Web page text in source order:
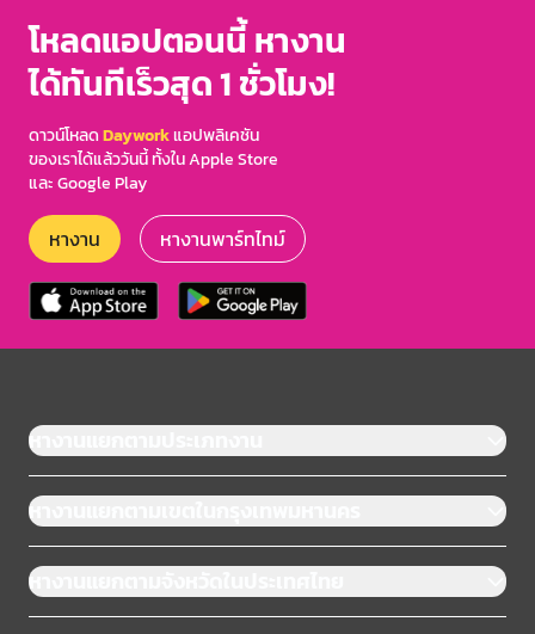
โหลดแอปตอนนี้ หางาน
ได้ทันทีเร็วสุด 1 ชั่วโมง!
ดาวน์โหลดDayworkแอปพลิเคชัน
ของเราได้แล้ววันนี้ ทั้งใน Apple Store
และ Google Play
หางาน หางานพาร์ทไทม์
หางานแยกตามประเภทงาน
หางานแยกตามเขตในกรุงเทพมหานคร
หางานแยกตามจังหวัดในประเทศไทย